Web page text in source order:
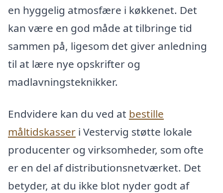
en hyggelig atmosfære i køkkenet. Det
kan være en god måde at tilbringe tid
sammen på, ligesom det giver anledning
til at lære nye opskrifter og
madlavningsteknikker.
Endvidere kan du ved at bestille
måltidskasser i Vestervig støtte lokale
producenter og virksomheder, som ofte
er en del af distributionsnetværket. Det
betyder, at du ikke blot nyder godt af